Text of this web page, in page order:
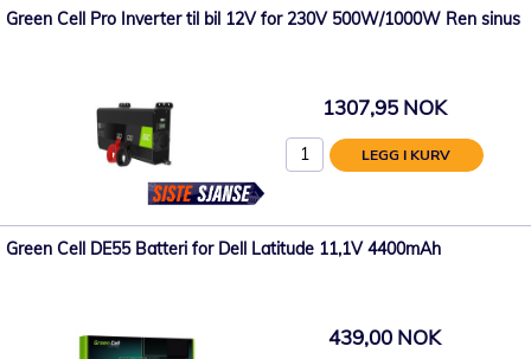
Green Cell Pro Inverter til bil 12V for 230V 500W/1000W Ren sinus
1307,95 NOK
LEGG I KURV
Green Cell DE55 Batteri for Dell Latitude 11,1V 4400mAh
439,00 NOK